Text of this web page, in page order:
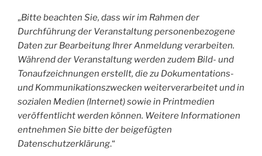
„Bitte beachten Sie, dass wir im Rahmen der
Durchführung der Veranstaltung personenbezogene
Daten zur Bearbeitung Ihrer Anmeldung verarbeiten.
Während der Veranstaltung werden zudem Bild- und
Tonaufzeichnungen erstellt, die zu Dokumentations-
und Kommunikationszwecken weiterverarbeitet und in
sozialen Medien (Internet) sowie in Printmedien
veröffentlicht werden können. Weitere Informationen
entnehmen Sie bitte der beigefügten
Datenschutzerklärung.“